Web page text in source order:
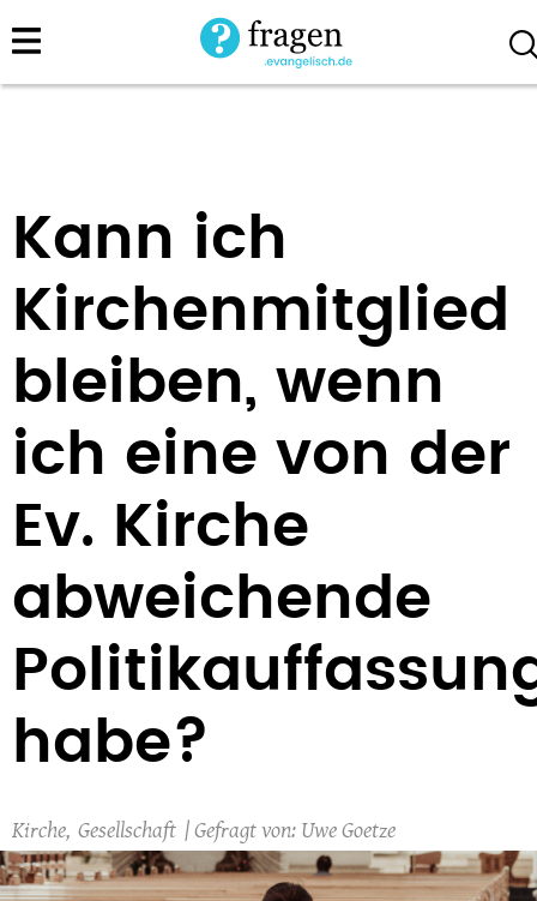
Direkt
zum
Kann ich
Kirchenmitglied
bleiben, wenn
ich eine von der
Ev. Kirche
abweichende
habe?
Kirche Gesellschaft Uwe Goetze